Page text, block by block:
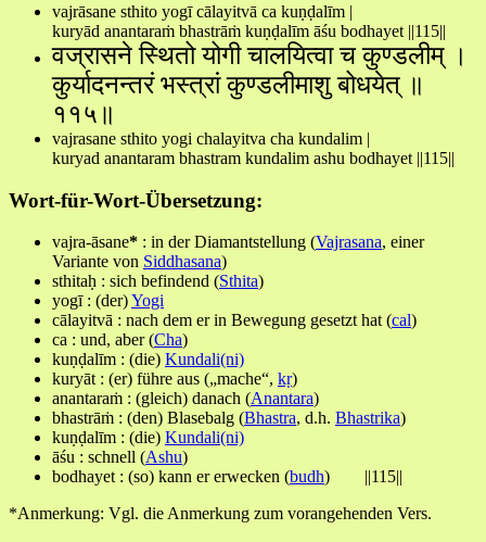
vajrāsane sthito yogī cālayitvā ca kuṇḍalīm |
kuryād anantaraṁ bhastrāṁ kuṇḍalīm āśu bodhayet ||115||
वज्रासने स्थितो योगी चालयित्वा च कुण्डलीम् ।
कुर्यादनन्तरं भस्त्रां कुण्डलीमाशु बोधयेत् ॥
११५॥
vajrasane sthito yogi chalayitva cha kundalim |
kuryad anantaram bhastram kundalim ashu bodhayet ||115||
Wort-für-Wort-Übersetzung:
vajra-āsane* : in der Diamantstellung (Vajrasana, einer
Variante von Siddhasana)
sthitaḥ : sich befindend (Sthita)
yogī : (der)Yogi
cālayitvā : nach dem er in Bewegung gesetzt hat (cal)
ca : und, aber (Cha)
kuṇḍalīm : (die) Kundali(ni)
kuryāt : (er) führe aus („mache“, kṛ)
anantaraṁ : (gleich) danach (Anantara)
bhastrāṁ : (den) Blasebalg (Bhastra, d.h. Bhastrika)
kuṇḍalīm : (die) Kundali(ni)
āśu : schnell (Ashu)
bodhayet : (so) kann er erwecken (budh) ||115||
*Anmerkung: Vgl. die Anmerkung zum vorangehenden Vers.